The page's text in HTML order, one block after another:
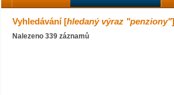
Vyhledávání [hledaný výraz "penziony"]
Nalezeno 339 záznamů